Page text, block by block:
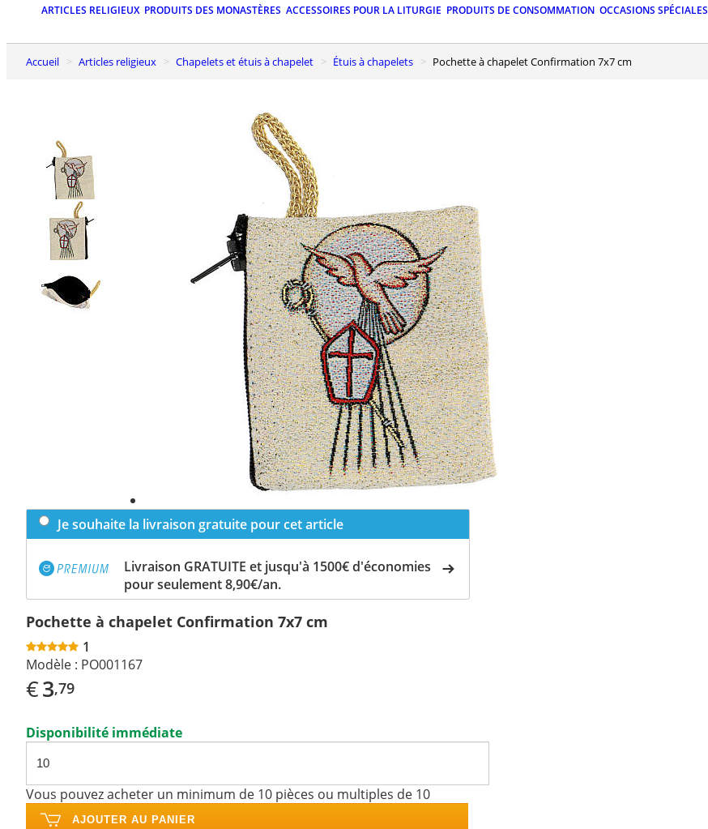
ARTICLES RELIGIEUX PRODUITS DES MONASTÈRES ACCESSOIRES POUR LA LITURGIE PRODUITS DE CONSOMMATION OCCASIONS SPÉCIALES
Accueil Articles religieux Chapelets et étuis à chapelet Étuis à chapelets Pochette à chapelet Confirmation 7x7 cm
Je souhaite la livraison gratuite pour cet article
Livraison GRATUITE et jusqu'à 1500€ d'économies
pour seulement 8,90€/an.
Pochette à chapelet Confirmation 7x7 cm
1
Modèle : PO001167
€3,79
Disponibilité immédiate
Vous pouvez acheter un minimum de 10 pièces ou multiples de 10
AJOUTER AU PANIER